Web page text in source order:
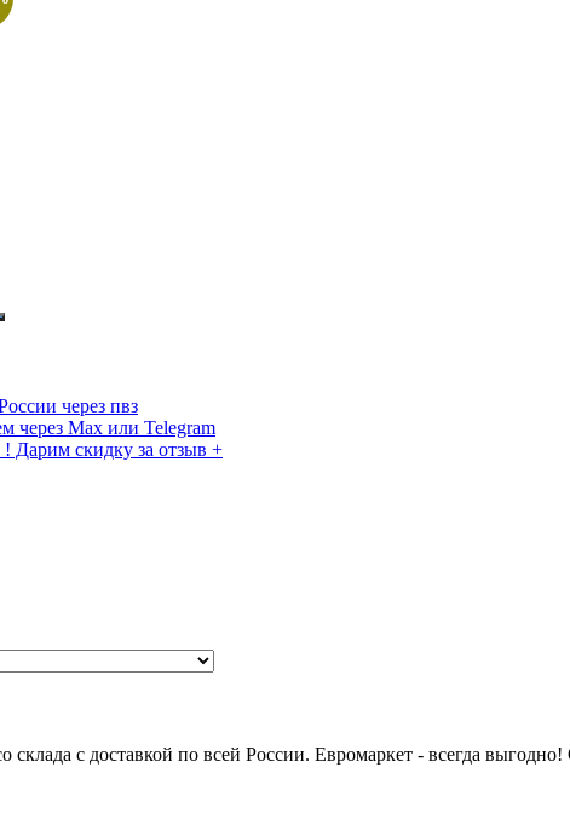
через пвз
через Max или Telegram
Дарим скидку за отзыв +
с доставкой по всей России. Евромаркет - всегда